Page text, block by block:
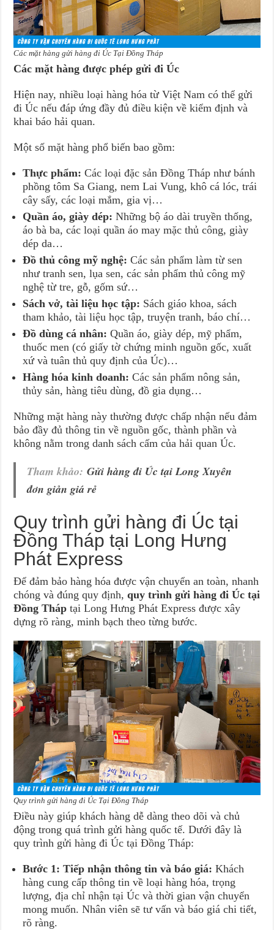
Các mặt hàng gửi hàng đi Úc Tại Đồng Tháp
Các mặt hàng được phép gửi đi Úc
Hiện nay, nhiều loại hàng hóa từ Việt Nam có thể gửi
đi Úc nếu đáp ứng đầy đủ điều kiện về kiểm định và
khai báo hải quan.
Một số mặt hàng phổ biến bao gồm:
Thực phẩm: Các loại đặc sản Đồng Tháp như bánh
phồng tôm Sa Giang, nem Lai Vung, khô cá lóc, trái
cây sấy, các loại mắm, gia vị…
Quần áo, giày dép: Những bộ áo dài truyền thống,
áo bà ba, các loại quần áo may mặc thủ công, giày
dép da…
Đồ thủ công mỹ nghệ: Các sản phẩm làm từ sen
như tranh sen, lụa sen, các sản phẩm thủ công mỹ
nghệ từ tre, gỗ, gốm sứ…
Sách vở, tài liệu học tập: Sách giáo khoa, sách
tham khảo, tài liệu học tập, truyện tranh, báo chí…
Đồ dùng cá nhân: Quần áo, giày dép, mỹ phẩm,
thuốc men (có giấy tờ chứng minh nguồn gốc, xuất
xứ và tuân thủ quy định của Úc)…
Hàng hóa kinh doanh: Các sản phẩm nông sản,
thủy sản, hàng tiêu dùng, đồ gia dụng…
Những mặt hàng này thường được chấp nhận nếu đảm
bảo đầy đủ thông tin về nguồn gốc, thành phần và
không nằm trong danh sách cấm của hải quan Úc.
Tham khảo:Gửi hàng đi Úc tại Long Xuyên
đơn giản giá rẻ
Quy trình gửi hàng đi Úc tại
Đồng Tháp tại Long Hưng
Phát Express
Để đảm bảo hàng hóa được vận chuyển an toàn, nhanh
chóng và đúng quy định,quy trình gửi hàng đi Úc tại
Đồng Tháp tại Long Hưng Phát Express được xây
dựng rõ ràng, minh bạch theo từng bước.
Quy trình gửi hàng đi Úc Tại Đồng Tháp
Điều này giúp khách hàng dễ dàng theo dõi và chủ
động trong quá trình gửi hàng quốc tế. Dưới đây là
quy trình gửi hàng đi Úc tại Đồng Tháp:
Bước 1: Tiếp nhận thông tin và báo giá:Khách
hàng cung cấp thông tin về loại hàng hóa, trọng
lượng, địa chỉ nhận tại Úc và thời gian vận chuyển
mong muốn. Nhân viên sẽ tư vấn và báo giá chi tiết,
rõ ràng.